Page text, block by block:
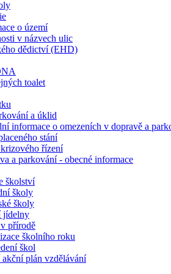
o území
v názvech ulic
dědictví (EHD)
toalet
a úklid
informace o omezeních v dopravě a
stání
řízení
a parkování - obecné informace
školství
školy
školy
jídelny
přírodě
školního roku
škol
plán vzdělávání